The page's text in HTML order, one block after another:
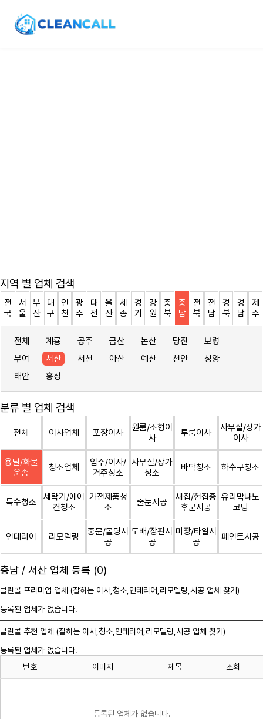
지역 별 업체 검색
전
국
서
울
부
산
대
구
인
천
광
주
대
전
울
산
세
종
경
기
강
원
충
북
충
남
전
북
전
남
경
북
경
남
제
주
전체 계룡 공주 금산 논산 당진
보령
부여
서산 서천 아산 예산 천안
청양
태안
홍성
분류 별 업체 검색
전체 이사업체 포장이사
원룸/소형이
사
투룸이사
사무실/상가
이사
용달/화물
운송
청소업체
입주/이사/
거주청소
사무실/상가
청소
바닥청소 하수구청소
특수청소
세탁기/에어
컨청소
가전제품청
소
줄눈시공
새집/헌집증
후군시공
유리막나노
코팅
인테리어 리모델링
중문/몰딩시
공
도배/장판시
공
미장/타일시
공
페인트시공
충남 / 서산 업체 등록 (0)
클린콜 프리미엄 업체 (잘하는 이사, 청소 ,인테리어,리모델링,시공 업체 찾기)
등록된 업체가 없습니다.
클린콜 추천 업체 (잘하는 이사, 청소 ,인테리어,리모델링,시공 업체 찾기)
등록된 업체가 없습니다.
번호
이미지 제목 조회
등록된 업체가 없습니다.